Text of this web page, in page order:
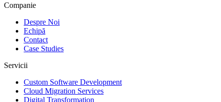
Companie
Despre Noi
Echipă
Contact
Case Studies
Servicii
Custom Software Development
Cloud Migration Services
Digital Transformation